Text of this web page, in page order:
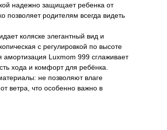
надежно защищает ребенка от
позволяет родителям всегда видеть
коляске элегантный вид и
с регулировкой по высоте
Luxmom 999 сглаживает
хода и комфорт для ребёнка.
не позволяют влаге
ветра, что особенно важно в